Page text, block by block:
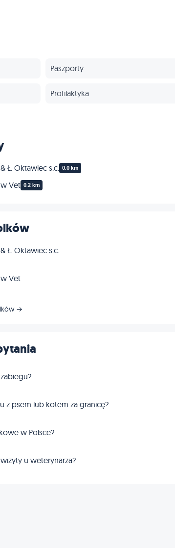
Paszporty
Profilaktyka
Ł. Oktawiec s.c. 0.0 km
Vet 0.2 km
Ł. Oktawiec s.c.
Vet
→
z psem lub kotem za granicę?
w Polsce?
u weterynarza?